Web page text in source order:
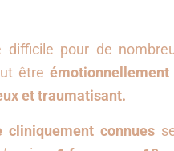
difficile pour de
être émotionnellement
et traumatisant.
cliniquement connues